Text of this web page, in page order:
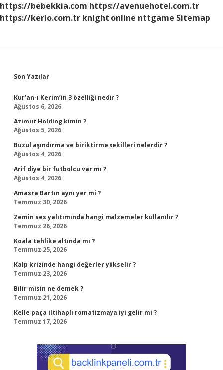
https://bebekkia.com https://avenuehotel.com.tr
https://kerio.com.tr knight online nttgame Sitemap
Sidebar
Son Yazılar
Kur’an-ı Kerim’in 3 özelliği nedir ?
Ağustos 6, 2026
Azimut Holding kimin ?
Ağustos 5, 2026
Buzul aşındırma ve biriktirme şekilleri nelerdir ?
Ağustos 4, 2026
Arif diye bir futbolcu var mı ?
Ağustos 4, 2026
Amasra Bartın aynı yer mi ?
Temmuz 30, 2026
Zemin ses yalıtımında hangi malzemeler kullanılır ?
Temmuz 26, 2026
Koala tehlike altında mı ?
Temmuz 25, 2026
Kalp krizinde hangi değerler yükselir ?
Temmuz 23, 2026
Bilir misin ne demek ?
Temmuz 21, 2026
Kelle paça iltihaplı romatizmaya iyi gelir mi ?
Temmuz 17, 2026